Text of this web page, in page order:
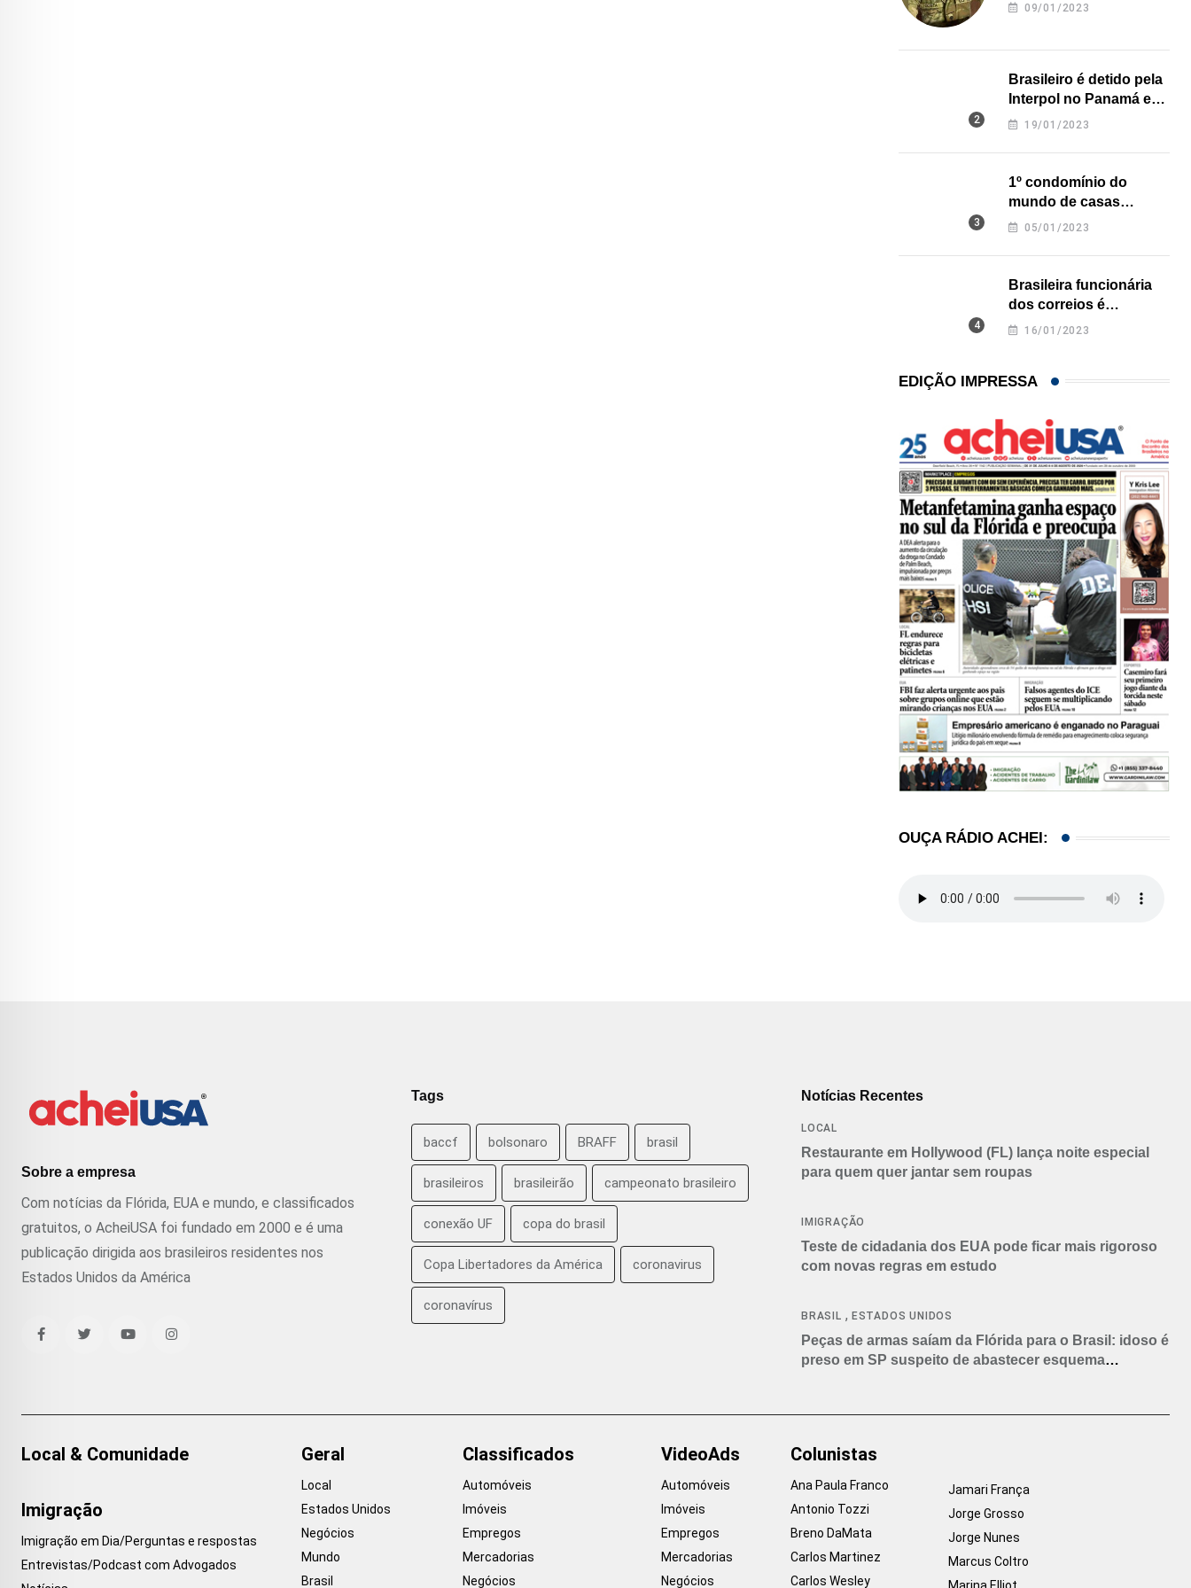
09/01/2023
Brasileiro é detido pela
Interpol no Panamá e
pode pegar prisão
19/01/2023
1º condomínio do
mundo de casas
impressas em 3D é
05/01/2023
Brasileira funcionária
dos correios é
assassinada a facadas
16/01/2023
EDIÇÃO IMPRESSA
OUÇA RÁDIO ACHEI:
Sobre a empresa
Com notícias da Flórida, EUA e mundo, e classificados
gratuitos, o AcheiUSA foi fundado em 2000 e é uma
publicação dirigida aos brasileiros residentes nos
Estados Unidos da América
Tags
baccf bolsonaro BRAFF brasil
brasileiros brasileirão campeonato brasileiro
conexão UF copa do brasil
Copa Libertadores da América coronavirus
coronavírus
Notícias Recentes
LOCAL
Restaurante em Hollywood (FL) lança noite especial
para quem quer jantar sem roupas
IMIGRAÇÃO
Teste de cidadania dos EUA pode ficar mais rigoroso
com novas regras em estudo
BRASIL , ESTADOS UNIDOS
Peças de armas saíam da Flórida para o Brasil: idoso é
preso em SP suspeito de abastecer esquema
Local & Comunidade
Imigração
Imigração em Dia/Perguntas e respostas
Entrevistas/Podcast com Advogados
Geral
Local
Estados Unidos
Negócios
Mundo
Brasil
Classificados
Automóveis
Imóveis
Empregos
Mercadorias
Negócios
VideoAds
Automóveis
Imóveis
Empregos
Mercadorias
Negócios
Colunistas
Ana Paula Franco
Antonio Tozzi
Breno DaMata
Carlos Martinez
Carlos Wesley
Jamari França
Jorge Grosso
Jorge Nunes
Marcus Coltro